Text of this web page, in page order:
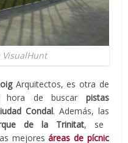
VisualHunt
Arquitectos, es otra de
hora de buscar pistas
Condal. Además, las
de la Trinitat, se
mejores áreas de pícnic